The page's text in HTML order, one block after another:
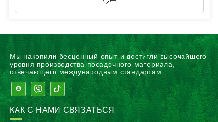
Мы накопили бесценный опыт и достигли высочайшего
уровня производства посадочного материала,
отвечающего международным стандартам
КАК С НАМИ СВЯЗАТЬСЯ